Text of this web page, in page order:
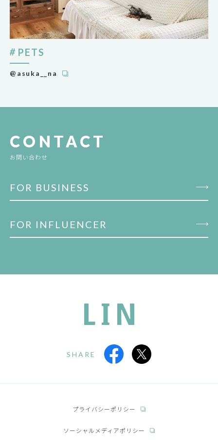
PETS
@asuka__na
CONTACT
お問い合わせ
FOR BUSINESS
FOR INFLUENCER
SHARE
プライバシーポリシー
ソーシャルメディアポリシー